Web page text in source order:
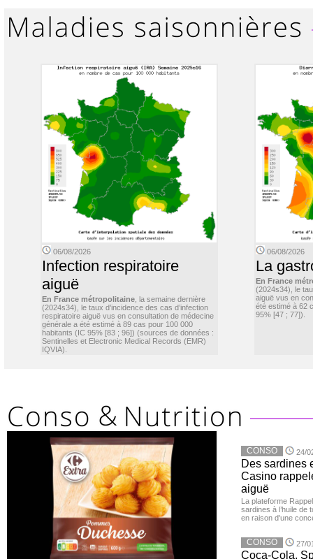
06/08/2026
Infection respiratoire
aiguë
En France métropolitaine , la semaine dernière
(2024s34), le taux d’incidence des cas d’infection
respiratoire aiguë vus en consultation de médecine
générale a été estimé à 89 cas pour 100 000
habitants (IC 95% [83 ; 96]) (sources de données :
Sentinelles et Electronic Medical Records (EMR)
IQVIA).
06/08/2026
La
En France
(2024s34), le
aiguë vus en
été estimé à 62
95% [47 ; 77]).
CONSO 24/
Des sardines
Casino
aiguë
La plateforme
sardines à l’huile de
en raison d'une
CONSO 27/
Coca-Cola,